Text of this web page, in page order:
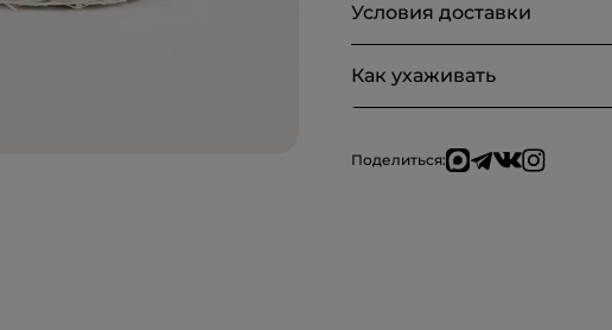
Условия доставки
Как ухаживать
Поделиться: